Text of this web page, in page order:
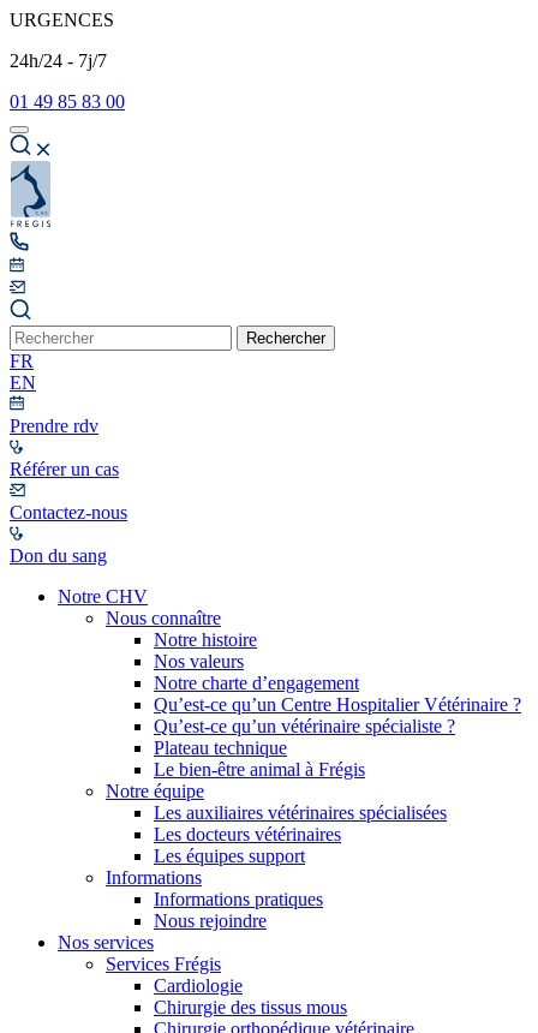
URGENCES
24h/24 - 7j/7
01 49 85 83 00
Rechercher
FR
EN
Prendre rdv
Référer un cas
Contactez-nous
Don du sang
Notre CHV
Nous connaître
Notre histoire
Nos valeurs
Notre charte d’engagement
Qu’est-ce qu’un Centre Hospitalier Vétérinaire ?
Qu’est-ce qu’un vétérinaire spécialiste ?
Plateau technique
Le bien-être animal à Frégis
Notre équipe
Les auxiliaires vétérinaires spécialisées
Les docteurs vétérinaires
Les équipes support
Informations
Informations pratiques
Nous rejoindre
Nos services
Services Frégis
Cardiologie
Chirurgie des tissus mous
Chirurgie orthopédique vétérinaire